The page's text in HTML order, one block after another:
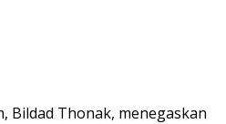
Bildad Thonak, menegaskan